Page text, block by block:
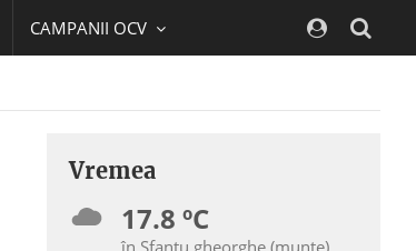
CAMPANII OCV
Vremea
17.8 ºC
în Sfantu gheorghe (munte)